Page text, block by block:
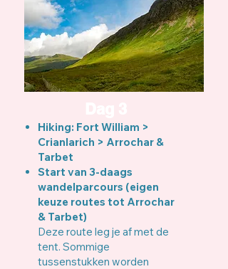
Hiking: Fort William >
Crianlarich > Arrochar &
Tarbet
Start van 3-daags
wandelparcours (eigen
keuze routes tot Arrochar
& Tarbet)
Deze route leg je af met de
tent. Sommige
tussenstukken worden